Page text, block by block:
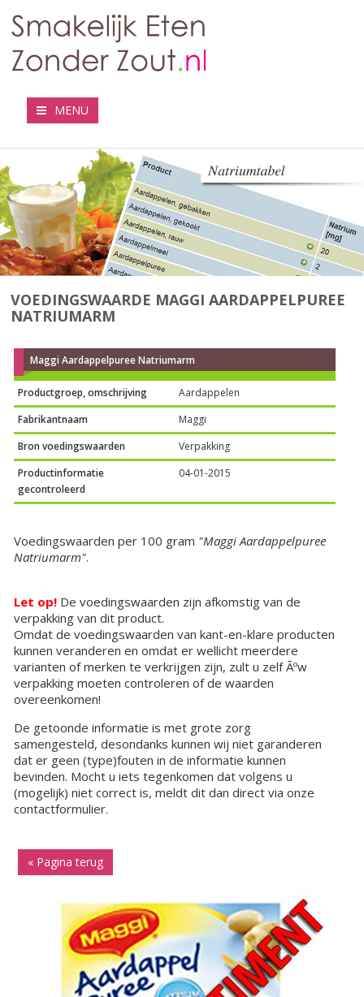
MENU
VOEDINGSWAARDE MAGGI AARDAPPELPUREE
NATRIUMARM
Maggi Aardappelpuree Natriumarm
Productgroep, omschrijving
Aardappelen
Fabrikantnaam
Maggi
Bron voedingswaarden
Verpakking
Productinformatie
gecontroleerd
04-01-2015
Voedingswaarden per 100 gram "Maggi Aardappelpuree
Natriumarm".
Let op! De voedingswaarden zijn afkomstig van de
verpakking van dit product.
Omdat de voedingswaarden van kant-en-klare producten
kunnen veranderen en omdat er wellicht meerdere
varianten of merken te verkrijgen zijn, zult u zelf Ãºw
verpakking moeten controleren of de waarden
overeenkomen!
De getoonde informatie is met grote zorg
samengesteld, desondanks kunnen wij niet garanderen
dat er geen (type)fouten in de informatie kunnen
bevinden. Mocht u iets tegenkomen dat volgens u
(mogelijk) niet correct is, meldt dit dan direct via onze
contactformulier.
« Pagina terug